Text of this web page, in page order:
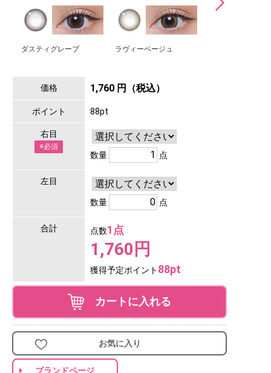
ダスティグレープ ラヴィーベージュ
価格 1,760 円（税込）
ポイント 88pt
右目
※必須
数量 点
左目
数量 点
合計 点数1点
1,760円
獲得予定ポイント 88pt
カートに入れる
お気に入り
ブランドページ